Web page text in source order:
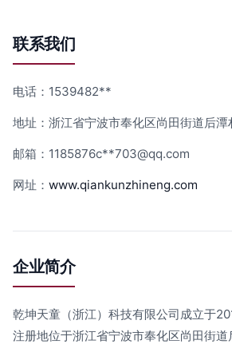
联系我们
电话：1539482**
地址：浙江省宁波市奉化区尚田街道后潭
邮箱：1185876c**703@qq.com
网址： www.qiankunzhineng.com
企业简介
乾坤天童（浙江）科技有限公司成立于
注册地位于浙江省宁波市奉化区尚田街道